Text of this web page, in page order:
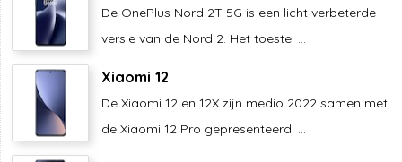
De OnePlus Nord 2T 5G is een licht verbeterde
versie van de Nord 2. Het toestel ...
Xiaomi 12
De Xiaomi 12 en 12X zijn medio 2022 samen met
de Xiaomi 12 Pro gepresenteerd. ...